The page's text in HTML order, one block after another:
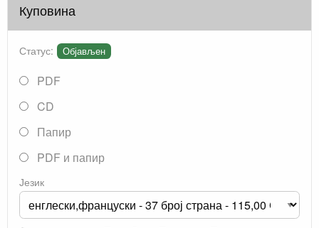
Куповина
Статус: Објављен
PDF
CD
Папир
PDF и папир
Језик